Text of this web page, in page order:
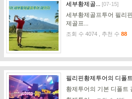
세부황제골... [07-15]
세부황제골프투어 필리
제골프...
조회 수 4074 , 추천 수 88
필리핀황제투어의 디폴
황제투어의 기본 디폴트